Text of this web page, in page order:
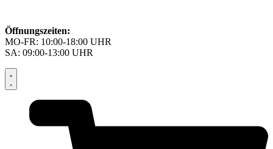
Öffnungszeiten:
MO-FR: 10:00-18:00 UHR
SA: 09:00-13:00 UHR